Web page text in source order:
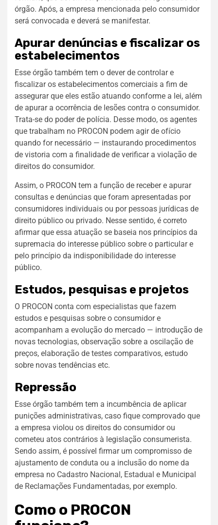
órgão. Após, a empresa mencionada pelo consumidor
será convocada e deverá se manifestar.
Apurar denúncias e fiscalizar os
estabelecimentos
Esse órgão também tem o dever de controlar e
fiscalizar os estabelecimentos comerciais a fim de
assegurar que eles estão atuando conforme a lei, além
de apurar a ocorrência de lesões contra o consumidor.
Trata-se do poder de polícia. Desse modo, os agentes
que trabalham no PROCON podem agir de ofício
quando for necessário — instaurando procedimentos
de vistoria com a finalidade de verificar a violação de
direitos do consumidor.
Assim, o PROCON tem a função de receber e apurar
consultas e denúncias que foram apresentadas por
consumidores individuais ou por pessoas jurídicas de
direito público ou privado. Nesse sentido, é correto
afirmar que essa atuação se baseia nos princípios da
supremacia do interesse público sobre o particular e
pelo princípio da indisponibilidade do interesse
público.
Estudos, pesquisas e projetos
O PROCON conta com especialistas que fazem
estudos e pesquisas sobre o consumidor e
acompanham a evolução do mercado — introdução de
novas tecnologias, observação sobre a oscilação de
preços, elaboração de testes comparativos, estudo
sobre novas tendências etc.
Repressão
Esse órgão também tem a incumbência de aplicar
punições administrativas, caso fique comprovado que
a empresa violou os direitos do consumidor ou
cometeu atos contrários à legislação consumerista.
Sendo assim, é possível firmar um compromisso de
ajustamento de conduta ou a inclusão do nome da
empresa no Cadastro Nacional, Estadual e Municipal
de Reclamações Fundamentadas, por exemplo.
Como o PROCON